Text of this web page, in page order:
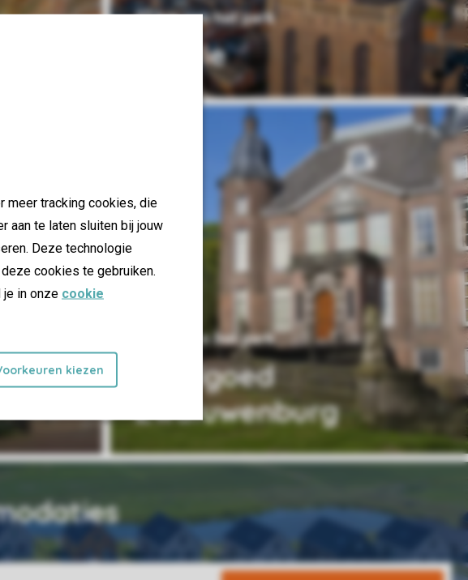
meer tracking cookies, die
aan te laten sluiten bij jouw
Deze technologie
cookies te gebruiken.
in onze cookie
kiezen
Zwolle
37 km van het park
Landgoed
Zwaluwenburg
47 km van het park